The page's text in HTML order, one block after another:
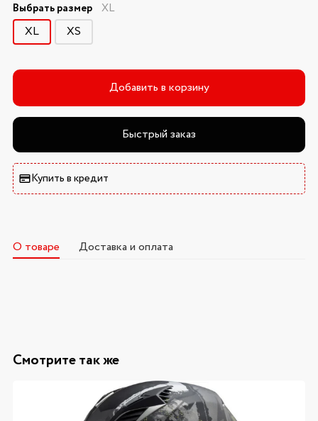
Выбрать размер XL
XL XS
Добавить в корзину
Быстрый заказ
Купить в кредит
О товаре Доставка и оплата
Смотрите так же